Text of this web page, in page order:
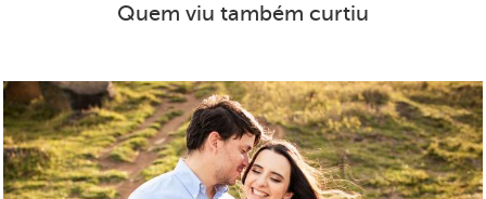
Quem viu também curtiu